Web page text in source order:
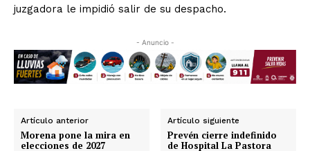
juzgadora le impidió salir de su despacho.
- Anuncio -
Artículo anterior
Morena pone la mira en
elecciones de 2027
Artículo siguiente
Prevén cierre indefinido
de Hospital La Pastora